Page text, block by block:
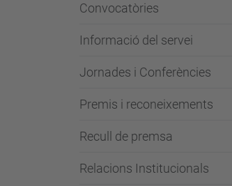
Convocatòries
Informació del servei
Jornades i Conferències
Premis i reconeixements
Recull de premsa
Relacions Institucionals